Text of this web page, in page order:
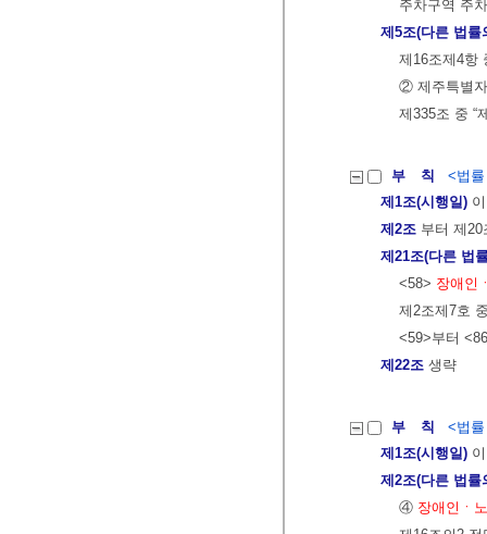
주차구역 주
제5조(다른 법률
제16조제4항
② 제주특별
제335조 중 “
부 칙
<법
제1조(시행일)
제2조 부터 제
제21조(다른 법
<58> 장애인
제2조제7호
<59>부터
제22조 생략
부 칙
<법
제1조(시행일)
제2조(다른 법률
④ 장애인ㆍ